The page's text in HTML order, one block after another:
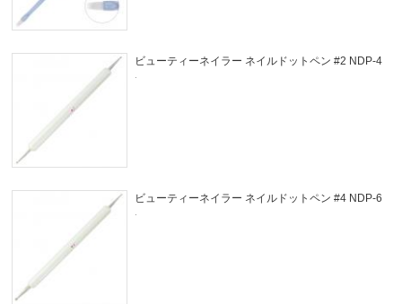
ビューティーネイラー ネイルドットペン #2 NDP-4
.
ビューティーネイラー ネイルドットペン #4 NDP-6
.